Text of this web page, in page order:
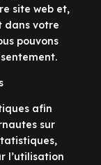
site web et,
dans votre
pouvons
afin
sur
l’utilisation